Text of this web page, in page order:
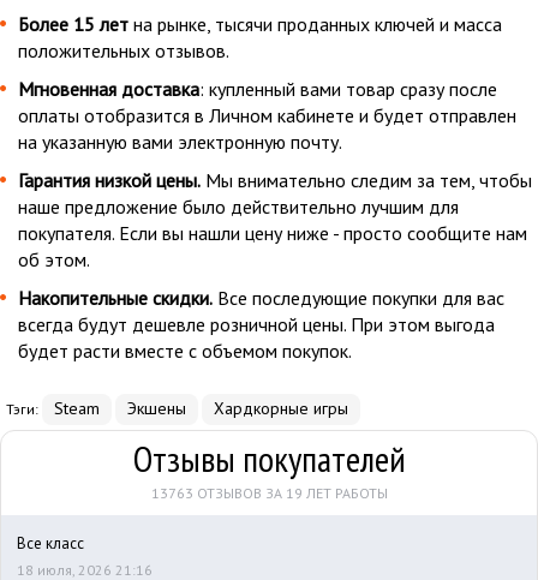
Более 15 лет на рынке, тысячи проданных ключей и масса
положительных отзывов.
Мгновенная доставка: купленный вами товар сразу после
оплаты отобразится в Личном кабинете и будет отправлен
на указанную вами электронную почту.
Гарантия низкой цены. Мы внимательно следим за тем, чтобы
наше предложение было действительно лучшим для
покупателя. Если вы нашли цену ниже - просто сообщите нам
об этом.
Накопительные скидки. Все последующие покупки для вас
всегда будут дешевле розничной цены. При этом выгода
будет расти вместе с объемом покупок.
Тэги: Steam Экшены Хардкорные игры
Отзывы покупателей
13763 ОТЗЫВОВ ЗА 19 ЛЕТ РАБОТЫ
Все класс
18 июля, 2026 21:16